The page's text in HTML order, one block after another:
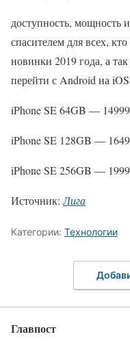
доступность, мощность
спасителем для всех,
новинки 2019 года, а
перейти с Android на
iPhone SE 64GB —
iPhone SE 128GB —
iPhone SE 256GB —
Источник:Лига
Категории: Технологии
Главпост